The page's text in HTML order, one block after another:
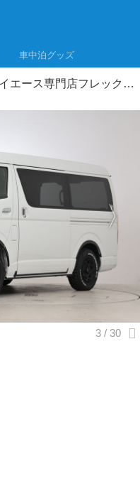
車中泊グッズ
ハイエース専門店フレックスがキャンピングカーなど15台をジャパンキャンピングカーショー2024で一挙展示！